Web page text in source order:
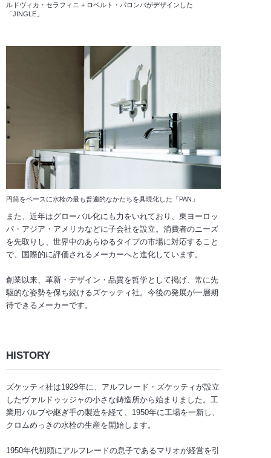
ルドヴィカ・セラフィニ + ロベルト・パロンバがデザインした
「JINGLE」
円筒をベースに水栓の最も普遍的なかたちを具現化した「PAN」
また、近年はグローバル化にも力をいれており、東ヨーロッ
パ・アジア・アメリカなどに子会社を設立。消費者のニーズ
を先取りし、世界中のあらゆるタイプの市場に対応すること
で、国際的に評価されるメーカーへと進化しています。
創業以来、革新・デザイン・品質を哲学として掲げ、常に先
駆的な姿勢を保ち続けるズケッティ社。今後の発展が一層期
待できるメーカーです。
HISTORY
ズケッティ社は1929年に、アルフレード・ズケッティが設立
したヴァルドゥッジャの小さな鋳造所から始まりました。工
業用バルブや継ぎ手の製造を経て、1950年に工場を一新し、
クロムめっきの水栓の生産を開始します。
1950年代初頭にアルフレードの息子であるマリオが経営を引